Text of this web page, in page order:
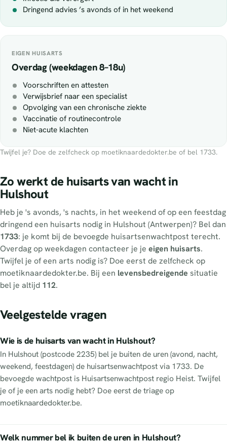
Dringend advies ’s avonds of in het weekend
EIGEN HUISARTS
Overdag (weekdagen 8–18u)
Voorschriften en attesten
Verwijsbrief naar een specialist
Opvolging van een chronische ziekte
Vaccinatie of routinecontrole
Niet-acute klachten
Twijfel je? Doe de zelfcheck op moetiknaardedokter.be of bel 1733.
Zo werkt de huisarts van wacht in
Hulshout
Heb je 's avonds, 's nachts, in het weekend of op een feestdag
dringend een huisarts nodig in Hulshout (Antwerpen)? Bel dan
1733: je komt bij de bevoegde huisartsenwachtpost terecht.
Overdag op weekdagen contacteer je je eigen huisarts.
Twijfel je of een arts nodig is? Doe eerst de zelfcheck op
moetiknaardedokter.be. Bij een levensbedreigende situatie
bel je altijd 112.
Veelgestelde vragen
Wie is de huisarts van wacht in Hulshout?
In Hulshout (postcode 2235) bel je buiten de uren (avond, nacht,
weekend, feestdagen) de huisartsenwachtpost via 1733. De
bevoegde wachtpost is Huisartsenwachtpost regio Heist. Twijfel
je of je een arts nodig hebt? Doe eerst de triage op
moetiknaardedokter.be.
Welk nummer bel ik buiten de uren in Hulshout?